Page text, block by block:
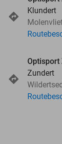
Klundert
Optisport
Zundert